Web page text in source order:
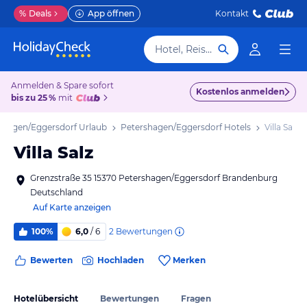
% Deals App öffnen Kontakt
Hotel, Reiseziel
Anmelden & Spare sofort
bis zu 25 % mit
Kostenlos anmelden
Eggersdorf Urlaub Petershagen/Eggersdorf Hotels Villa Salz
Villa Salz
Grenzstraße 35 15370 Petershagen/Eggersdorf Brandenburg
Deutschland
Auf Karte anzeigen
100% 6,0 / 6 2 Bewertungen
Bewerten Hochladen Merken
Hotelübersicht Bewertungen Fragen